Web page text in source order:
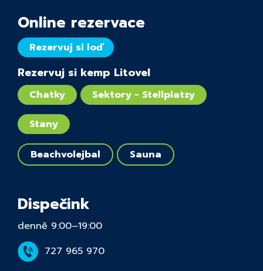
Dispečink
denně 9:00–19:00
727 965 970
Online rezervace
Rezervuj si loď
Rezervuj si kemp Litovel
Chatky Sektory - Stellplatzy
Stany
Beachvolejbal Sauna